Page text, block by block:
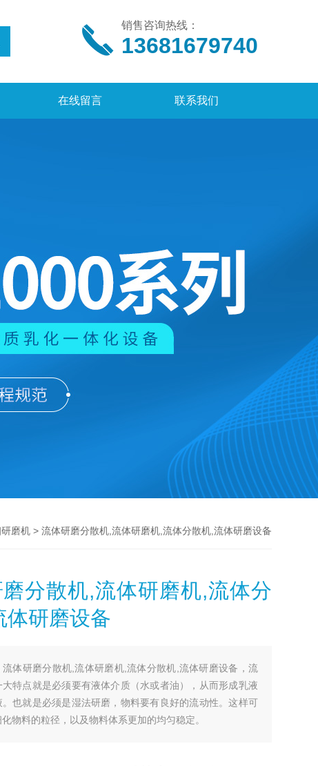
销售咨询热线：
13681679740
在线留言 联系我们
磨机> 流体研磨分散机,流体研磨机,流体分散机,流体研磨设备
分散机,流体研磨机,流体分
体研磨设备
流体研磨分散机,流体研磨机,流体分散机,流体研磨设备，流
特点就是必须要有液体介质（水或者油），从而形成乳液
。也就是必须是湿法研磨，物料要有良好的流动性。这样可
物料的粒径，以及物料体系更加的均匀稳定。